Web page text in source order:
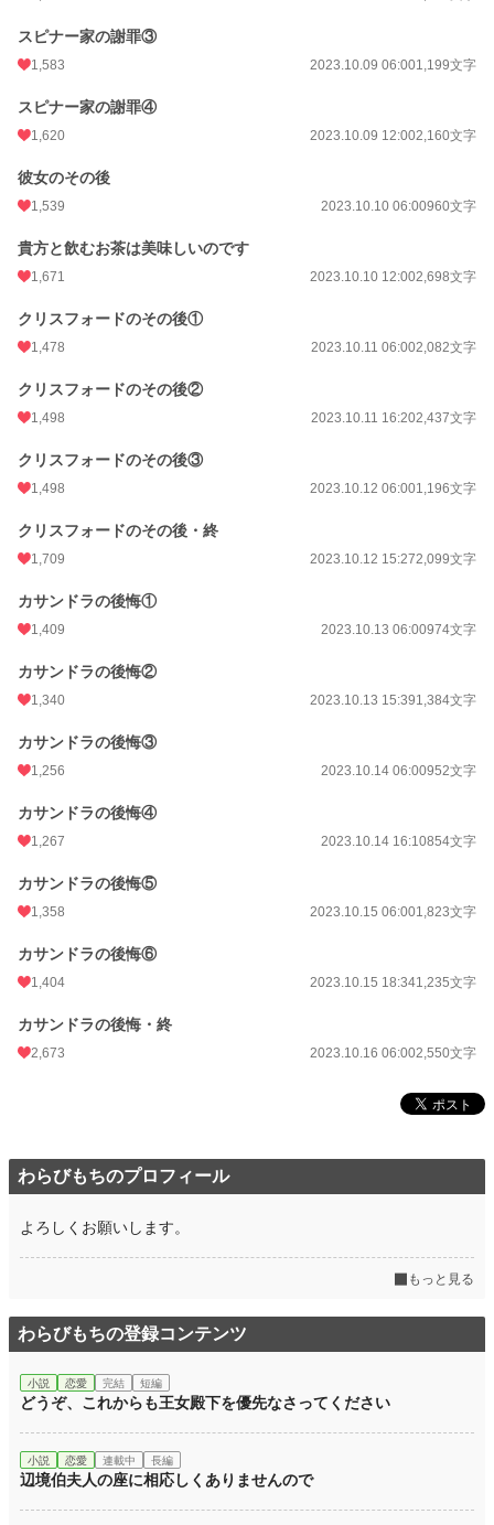
スピナー家の謝罪③
1,583 2023.10.09 06:001,199文字
スピナー家の謝罪④
1,620 2023.10.09 12:002,160文字
彼女のその後
1,539 2023.10.10 06:00960文字
貴方と飲むお茶は美味しいのです
1,671 2023.10.10 12:002,698文字
クリスフォードのその後①
1,478 2023.10.11 06:002,082文字
クリスフォードのその後②
1,498 2023.10.11 16:202,437文字
クリスフォードのその後③
1,498 2023.10.12 06:001,196文字
クリスフォードのその後・終
1,709 2023.10.12 15:272,099文字
カサンドラの後悔①
1,409 2023.10.13 06:00974文字
カサンドラの後悔②
1,340 2023.10.13 15:391,384文字
カサンドラの後悔③
1,256 2023.10.14 06:00952文字
カサンドラの後悔④
1,267 2023.10.14 16:10854文字
カサンドラの後悔⑤
1,358 2023.10.15 06:001,823文字
カサンドラの後悔⑥
1,404 2023.10.15 18:341,235文字
カサンドラの後悔・終
2,673 2023.10.16 06:002,550文字
わらびもちのプロフィール
よろしくお願いします。
もっと見る
わらびもちの登録コンテンツ
小説 恋愛 完結 短編
どうぞ、これからも王女殿下を優先なさってください
小説 恋愛 連載中 長編
辺境伯夫人の座に相応しくありませんので